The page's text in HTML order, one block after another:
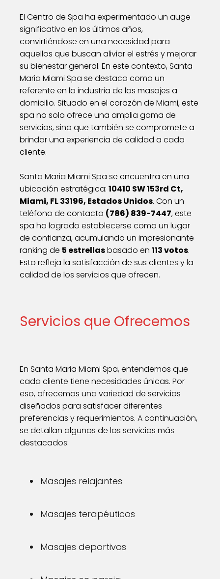
El Centro de Spa ha experimentado un auge
significativo en los últimos años,
convirtiéndose en una necesidad para
aquellos que buscan aliviar el estrés y mejorar
su bienestar general. En este contexto, Santa
Maria Miami Spa se destaca como un
referente en la industria de los masajes a
domicilio. Situado en el corazón de Miami, este
spa no solo ofrece una amplia gama de
servicios, sino que también se compromete a
brindar una experiencia de calidad a cada
cliente.
Santa Maria Miami Spa se encuentra en una
ubicación estratégica: 10410 SW 153rd Ct,
Miami, FL 33196, Estados Unidos. Con un
teléfono de contacto (786) 839-7447, este
spa ha logrado establecerse como un lugar
de confianza, acumulando un impresionante
ranking de 5 estrellasbasado en 113 votos.
Esto refleja la satisfacción de sus clientes y la
calidad de los servicios que ofrecen.
Servicios que Ofrecemos
En Santa Maria Miami Spa, entendemos que
cada cliente tiene necesidades únicas. Por
eso, ofrecemos una variedad de servicios
diseñados para satisfacer diferentes
preferencias y requerimientos. A continuación,
se detallan algunos de los servicios más
destacados:
Masajes relajantes
Masajes terapéuticos
Masajes deportivos